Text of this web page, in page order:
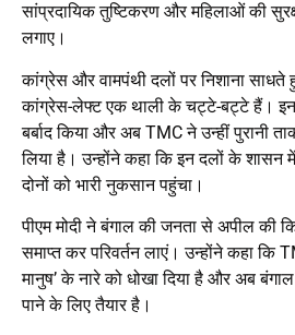
सांप्रदायिक तुष्टिकरण और महिलाओं की
लगाए।
कांग्रेस और वामपंथी दलों पर निशाना साधते
कांग्रेस-लेफ्ट एक थाली के चट्टे-बट्टे हैं।
बर्बाद किया और अब TMC ने उन्हीं पुरानी
लिया है। उन्होंने कहा कि इन दलों के शासन
दोनों को भारी नुकसान पहुंचा।
पीएम मोदी ने बंगाल की जनता से अपील की
समाप्त कर परिवर्तन लाएं। उन्होंने कहा कि
मानुष’ के नारे को धोखा दिया है और अब
पाने के लिए तैयार है।